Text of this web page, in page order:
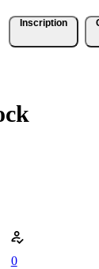
Inscription
0